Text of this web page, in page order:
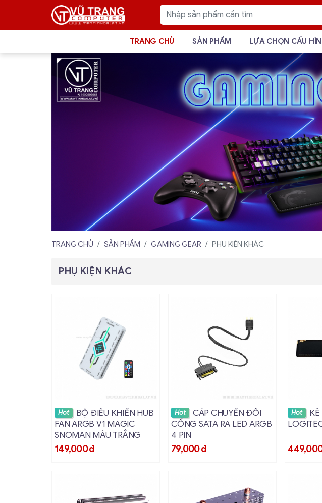
TRANG CHỦ SẢN PHẨM LỰA CHỌN CẤU
TRANG CHỦ SẢN PHẨM GAMING GEAR PHỤ KIỆN KHÁC
PHỤ KIỆN KHÁC
Xem chi tiết
Hot
BỘ ĐIỀU KHIỂN HUB
FAN ARGB V1 MAGIC
SNOMAN MÀU TRẮNG
149,000đ
Xem chi tiết
Hot
CÁP CHUYỂN ĐỔI
CỔNG SATA RA LED ARGB
4 PIN
79,000đ
Hot